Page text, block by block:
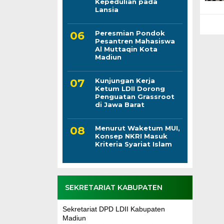
Lansia
Peresmian Pondok
Pesantren Mahasiswa
Al Muttaqin Kota
Madiun
Kunjungan Kerja
Ketum LDII Dorong
Penguatan Grassroot
di Jawa Barat
Menurut Waketum MUI,
Konsep NKRI Masuk
Kriteria Syariat Islam
SEKRETARIAT KABUPATEN
Sekretariat DPD LDII Kabupaten
Madiun